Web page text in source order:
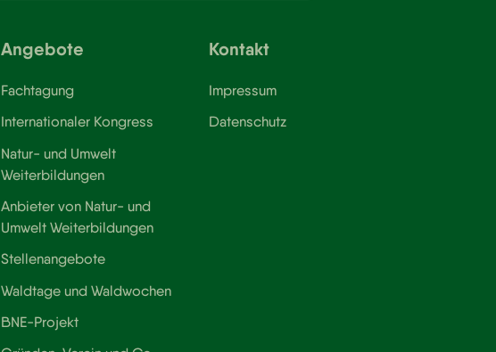
Angebote
Fachtagung
Internationaler Kongress
Natur- und Umwelt
Weiterbildungen
Anbieter von Natur- und
Umwelt Weiterbildungen
Stellenangebote
Waldtage und Waldwochen
BNE-Projekt
Kontakt
Impressum
Datenschutz